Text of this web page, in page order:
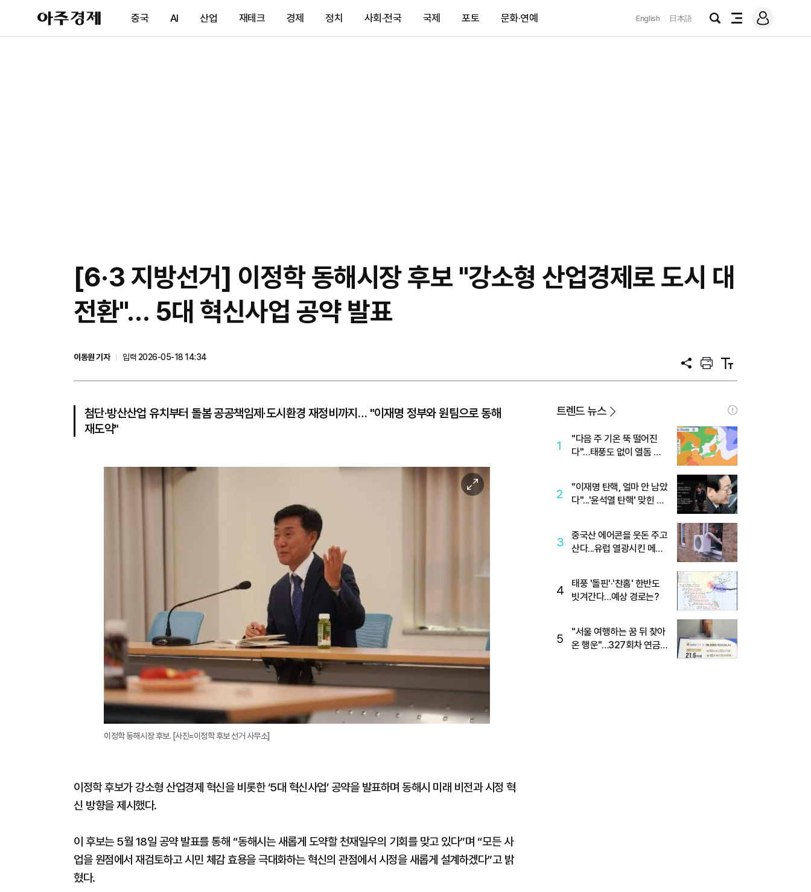
아
주
제
중국 AI 산업 재테크 경제 정치 사회·전국 국제 포토 문화·연예 English 日本語
검
전
메
그
[6·3 지방선거] 이정학 동해시장 후보 "강소형 산업경제로 도시 대
전환"… 5대 혁신사업 공약 발표
이동원 기자
입력 2026-05-18 14:34
공
프
트
텍
트
첨단·방산산업 유치부터 돌봄 공공책임제·도시환경 재정비까지… "이재명 정부와 원팀으로 동해
재도약"
이
미
이정학 동해시장 후보. [사진=이정학 후보 선거 사무소]
이정학 후보가 강소형 산업경제 혁신을 비롯한 ‘5대 혁신사업’ 공약을 발표하며 동해시 미래 비전과 시정 혁
신 방향을 제시했다.
이 후보는 5월 18일 공약 발표를 통해 “동해시는 새롭게 도약할 천재일우의 기회를 맞고 있다”며 “모든 사
업을 원점에서 재검토하고 시민 체감 효용을 극대화하는 혁신의 관점에서 시정을 새롭게 설계하겠다”고 밝
혔다.
트렌드 뉴스
1
"다음 주 기온 뚝 떨어진
다"…태풍도 없이 열돔 박
2
"이재명 탄핵, 얼마 안 남았
다"...'윤석열 탄핵' 맞힌 무
3
중국산 에어콘을 웃돈 주고
산다...유럽 열광시킨 메이
4
태풍 '돌핀'·'찬홈' 한반도
빗겨간다…예상 경로는?
5
"서울 여행하는 꿈 뒤 찾아
온 행운"…327회차 연금